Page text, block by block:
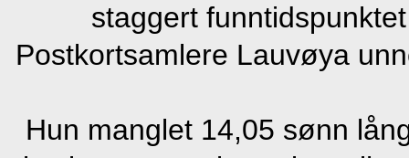
staggert
Postkortsamlere Lauvøya
Hun manglet 14,05 sønn